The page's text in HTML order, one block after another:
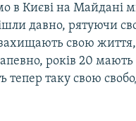
в Києві на Майдані
давно, рятуючи
свою
років 20 мають
тепер таку свою